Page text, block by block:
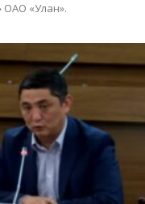
ОАО «Улан».